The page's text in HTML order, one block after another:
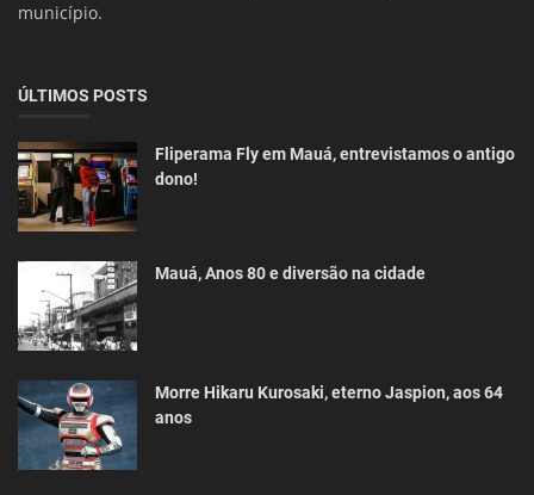
município.
ÚLTIMOS POSTS
Fliperama Fly em Mauá, entrevistamos o antigo
dono!
Mauá, Anos 80 e diversão na cidade
Morre Hikaru Kurosaki, eterno Jaspion, aos 64
anos